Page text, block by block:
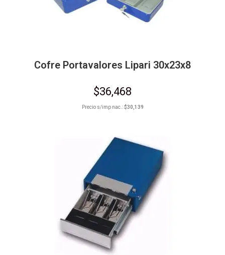
Cofre Portavalores Lipari 30x23x8
$36,468
Precio s/imp nac.:$30,139